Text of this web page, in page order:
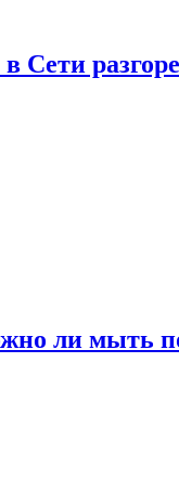
Сети
ли мыть